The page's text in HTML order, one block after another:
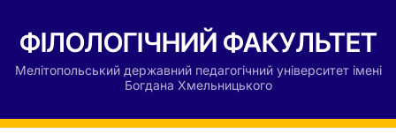
ФІЛОЛОГІЧНИЙ ФАКУЛЬТЕТ
Мелітопольський державний педагогічний університет імені
Богдана Хмельницького